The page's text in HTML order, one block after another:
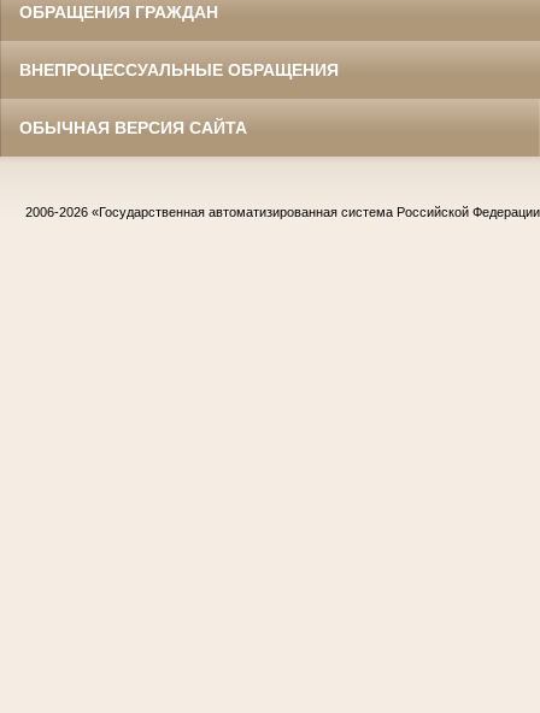
ОБРАЩЕНИЯ ГРАЖДАН
ВНЕПРОЦЕССУАЛЬНЫЕ ОБРАЩЕНИЯ
ОБЫЧНАЯ ВЕРСИЯ САЙТА
2006-2026 «Государственная автоматизированная система Российской